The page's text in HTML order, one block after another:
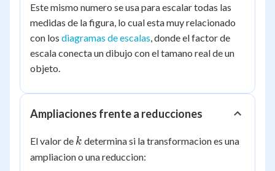
Este mismo numero se usa para escalar todas las
medidas de la figura, lo cual esta muy relacionado
con los diagramas de escalas, donde el factor de
escala conecta un dibujo con el tamano real de un
objeto.
Ampliaciones frente a reducciones
El valor de k
k determina si la transformacion es una
ampliacion o una reduccion: